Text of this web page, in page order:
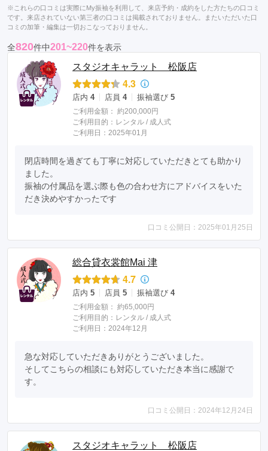
※これらの口コミは実際にMy振袖を利用して、来店予約・成約をした方たちの口コミ
です。来店されていない第三者の口コミは掲載されておりません。またいただいた口
コミの加筆・編集は一切おこなっておりません。
全820件中201~220件を表示
スタジオキャラット 松阪店
4.3
店内 4 店員 4 振袖選び 5
ご利用金額： 約200,000円
ご利用目的： レンタル / 成人式
ご利用日：2025年01月
閉店時間を過ぎても丁寧に対応していただきとても助かり
ました。
振袖の付属品を選ぶ際も色の合わせ方にアドバイスをいた
だき決めやすかったです
口コミ公開日：2025年01月25日
総合貸衣裳館Mai 津
4.7
店内 5 店員 5 振袖選び 4
ご利用金額： 約65,000円
ご利用目的： レンタル / 成人式
ご利用日：2024年12月
急な対応していただきありがとうございました。
そしてこちらの相談にも対応していただき本当に感謝で
す。
口コミ公開日：2024年12月24日
スタジオキャラット 松阪店